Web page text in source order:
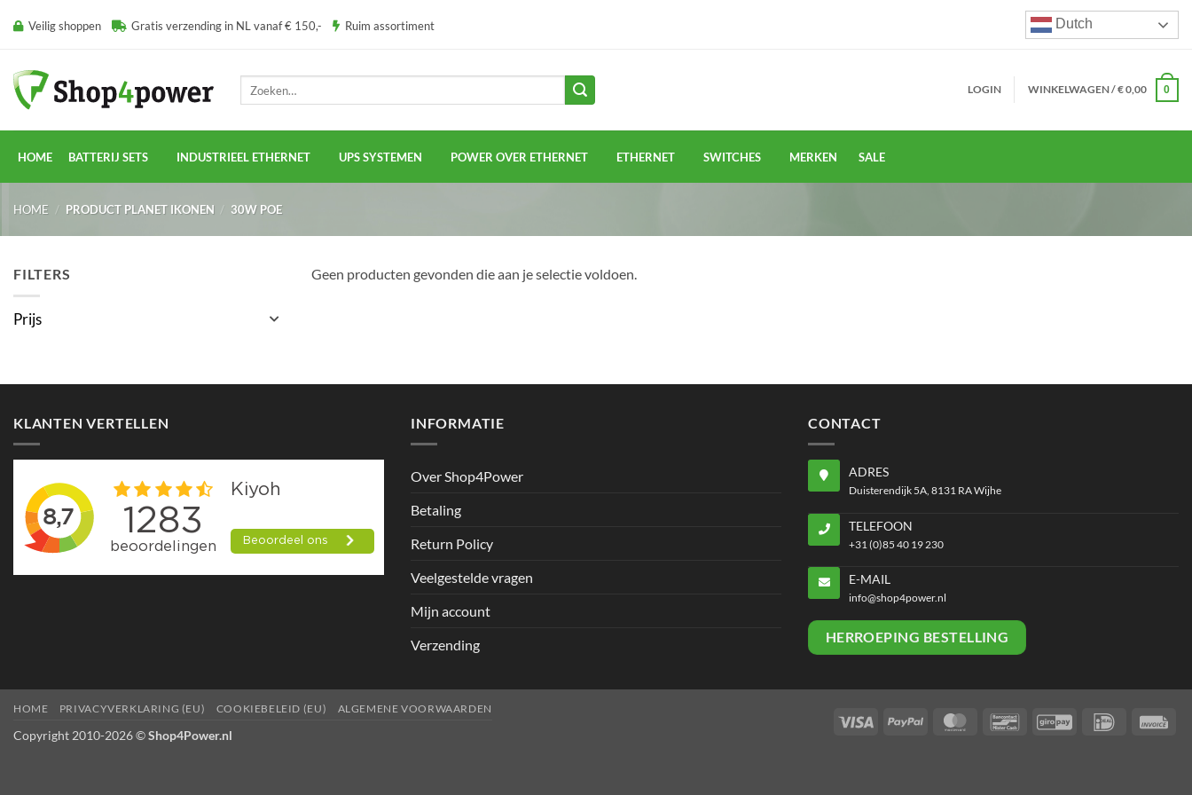
naar Veilig shoppen Gratis verzending in NL vanaf € 150,- Ruim assortiment Dutch
LOGIN WINKELWAGEN /€0,00 0
HOME BATTERIJ SETS INDUSTRIEEL ETHERNET UPS SYSTEMEN POWER OVER ETHERNET ETHERNET SWITCHES MERKEN SALE
HOME / PRODUCT PLANET IKONEN / 30W POE
FILTERS
Prijs
Geen producten gevonden die aan je selectie voldoen.
KLANTEN VERTELLEN INFORMATIE
Over Shop4Power
Betaling
Return Policy
Veelgestelde vragen
Mijn account
Verzending
CONTACT
ADRES
Duisterendijk 5A, 8131 RA Wijhe
TELEFOON
+31 (0)85 40 19 230
E-MAIL
info@shop4power.nl
HERROEPING BESTELLING
Visa PayPal MasterCardBancontactGiroPay IDeal
HOME PRIVACYVERKLARING (EU) COOKIEBELEID (EU) ALGEMENE VOORWAARDEN
Copyright 2010-2026 ©Shop4Power.nl